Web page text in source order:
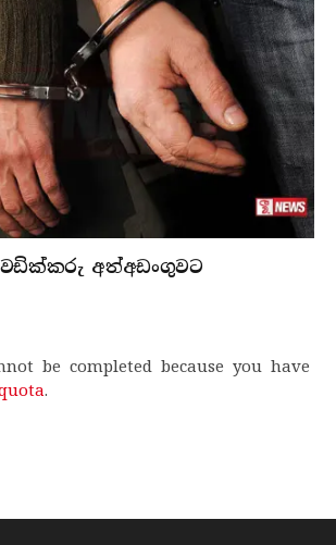
අත්අඩංගුවට
be completed because you have
.